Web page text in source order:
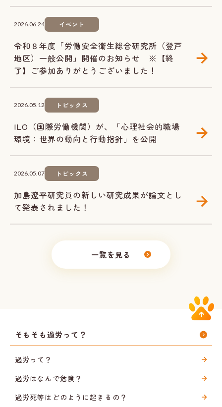
2026.06.24 イベント
令和８年度「労働安全衛生総合研究所（登戸
地区）一般公開」開催のお知らせ ※【終
了】ご参加ありがとうございました！
2026.05.12 トピックス
ILO（国際労働機関）が、「心理社会的職場
環境：世界の動向と行動指針」を公開
2026.05.07 トピックス
加島遼平研究員の新しい研究成果が論文とし
て発表されました！
一覧を見る
そもそも過労って？
過労って？
過労はなんで危険？
過労死等はどのように起きるの？